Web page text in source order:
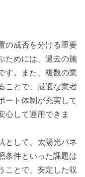
の成否を分ける重要
ためには、過去の施
す。また、複数の業
ことで、最適な業者
ート体制が充実して
心して運用できま
として、太陽光パネ
条件といった課題は
ことで、安定した収